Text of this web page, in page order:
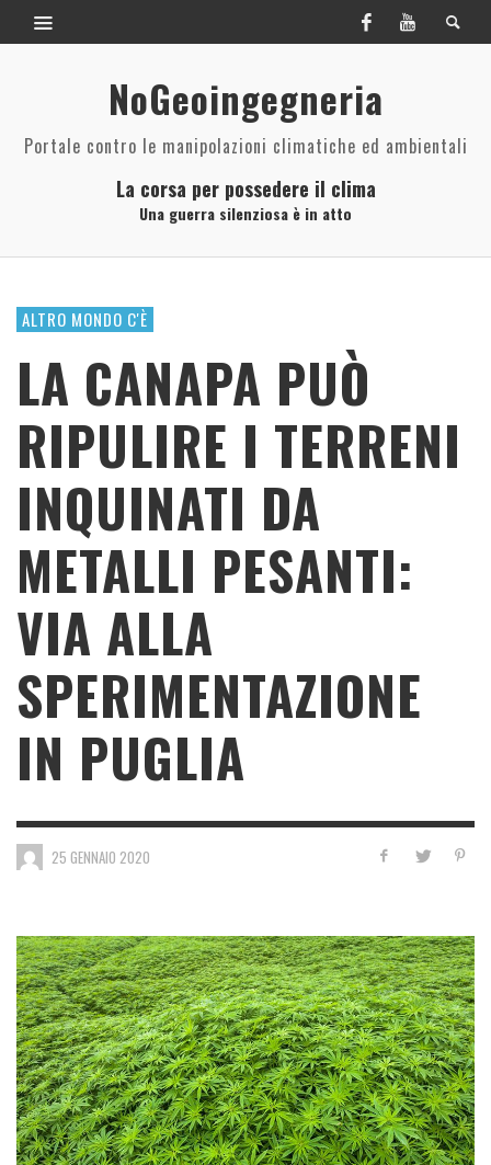
NoGeoingegneria
Portale contro le manipolazioni climatiche ed ambientali
La corsa per possedere il clima
Una guerra silenziosa è in atto
ALTRO MONDO C'È
LA CANAPA PUÒ
RIPULIRE I TERRENI
INQUINATI DA
METALLI PESANTI:
VIA ALLA
SPERIMENTAZIONE
IN PUGLIA
25 GENNAIO 2020